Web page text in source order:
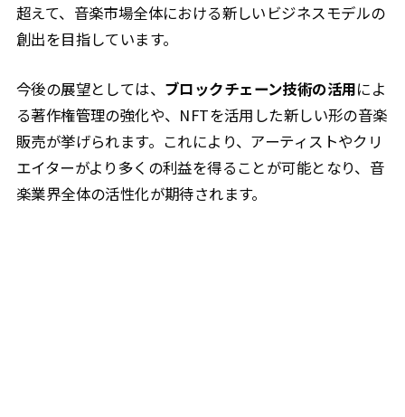
超えて、音楽市場全体における新しいビジネスモデルの
創出を目指しています。
今後の展望としては、 ブロックチェーン技術の活用によ
る著作権管理の強化や、NFTを活用した新しい形の音楽
販売が挙げられます。これにより、アーティストやクリ
エイターがより多くの利益を得ることが可能となり、音
楽業界全体の活性化が期待されます。